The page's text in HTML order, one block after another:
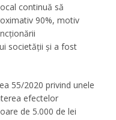
continuă să
90%, motiv
societății și a fost
55/2020 privind unele
efectelor
de 5.000 de lei